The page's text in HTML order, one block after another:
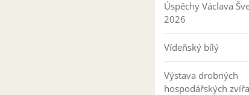
Úspěchy Václava
2026
Vídeňský bílý
Výstava drobných
hospodářských